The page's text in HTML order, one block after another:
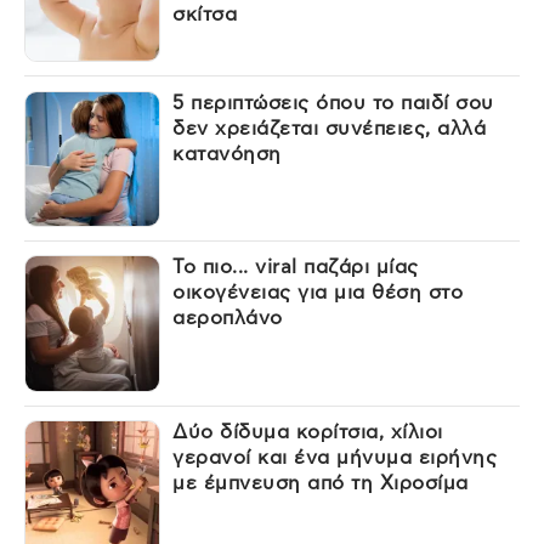
σκίτσα
5 περιπτώσεις όπου το παιδί σου
δεν χρειάζεται συνέπειες, αλλά
κατανόηση
Το πιο... viral παζάρι μίας
οικογένειας για μια θέση στο
αεροπλάνο
Δύο δίδυμα κορίτσια, χίλιοι
γερανοί και ένα μήνυμα ειρήνης
με έμπνευση από τη Χιροσίμα